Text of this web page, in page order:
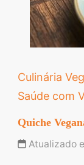
Culinária
Saúde com
Quiche
Atualizado